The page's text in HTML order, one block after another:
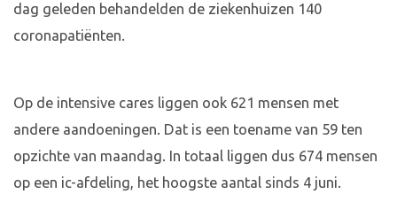
dag geleden behandelden de ziekenhuizen 140
coronapatiënten.
Op de intensive cares liggen ook 621 mensen met
andere aandoeningen. Dat is een toename van 59 ten
opzichte van maandag. In totaal liggen dus 674 mensen
op een ic-afdeling, het hoogste aantal sinds 4 juni.